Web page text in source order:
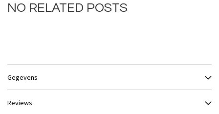
NO RELATED POSTS
Gegevens
Reviews